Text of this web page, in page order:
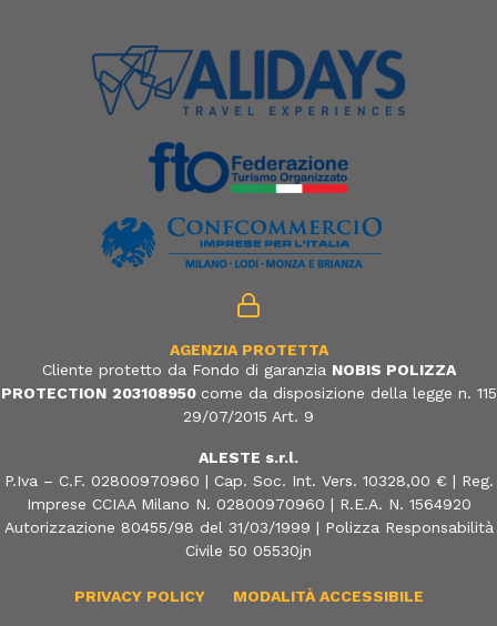
AGENZIA PROTETTA
Cliente protetto da Fondo di garanzia NOBIS POLIZZA
PROTECTION 203108950 come da disposizione della legge n. 115
29/07/2015 Art. 9
ALESTE s.r.l.
P.Iva – C.F. 02800970960 | Cap. Soc. Int. Vers. 10328,00 € | Reg.
Imprese CCIAA Milano N. 02800970960 | R.E.A. N. 1564920
Autorizzazione 80455/98 del 31/03/1999 | Polizza Responsabilità
Civile 50 05530jn
PRIVACY POLICY MODALITÀ ACCESSIBILE